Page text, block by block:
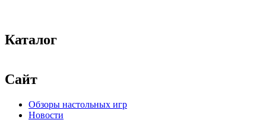
Каталог
Сайт
Обзоры настольных игр
Новости